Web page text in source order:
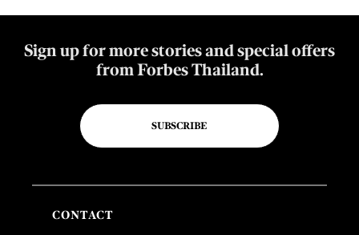
Sign up for more stories and special offers
from Forbes Thailand.
SUBSCRIBE
CONTACT